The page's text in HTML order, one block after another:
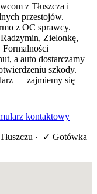
z Tłuszcza i
przestojów.
z OC sprawcy.
Radzymin, Zielonkę,
Formalności
a auto dostarczamy
szkody.
— zajmiemy się
kontaktowy
· ✓ Gotówka